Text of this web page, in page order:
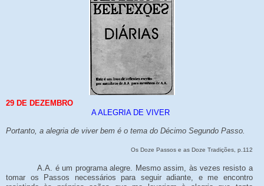
29 DE DEZEMBRO
A ALEGRIA DE VIVER
Portanto, a alegria de viver bem é o tema do Décimo Segundo Passo.
Os Doze Passos e as Doze Tradições, p.112
A.A. é um programa alegre. Mesmo assim, às vezes resisto a
tomar os Passos necessários para seguir adiante, e me encontro